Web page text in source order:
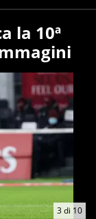
la 10ª
3di 10